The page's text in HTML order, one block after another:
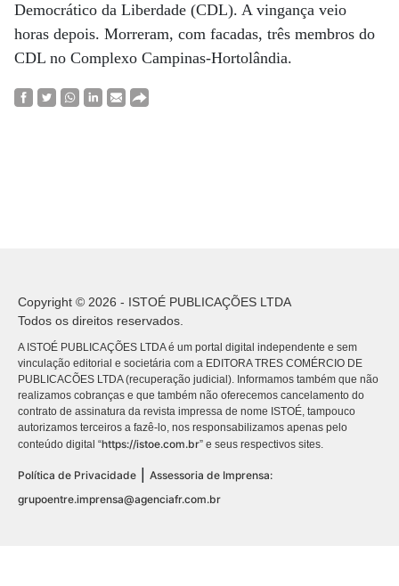
Democrático da Liberdade (CDL). A vingança veio
horas depois. Morreram, com facadas, três membros do
CDL no Complexo Campinas-Hortolândia.
Copyright © 2026 - ISTOÉ PUBLICAÇÕES LTDA
Todos os direitos reservados.
A ISTOÉ PUBLICAÇÕES LTDA é um portal digital independente e sem
vinculação editorial e societária com a EDITORA TRES COMÉRCIO DE
PUBLICACÕES LTDA (recuperação judicial). Informamos também que não
realizamos cobranças e que também não oferecemos cancelamento do
contrato de assinatura da revista impressa de nome ISTOÉ, tampouco
autorizamos terceiros a fazê-lo, nos responsabilizamos apenas pelo
conteúdo digital “https://istoe.com.br” e seus respectivos sites.
Política de Privacidade
Assessoria de Imprensa:
grupoentre.imprensa@agenciafr.com.br